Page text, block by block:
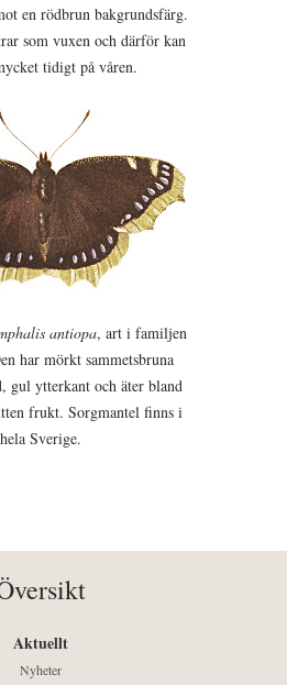
en rödbrun bakgrundsfärg.
som vuxen och därför kan
tidigt på våren.
antiopa, art i familjen
har mörkt sammetsbruna
gul ytterkant och äter bland
frukt. Sorgmantel finns i
hela Sverige.
Aktuellt
Nyheter